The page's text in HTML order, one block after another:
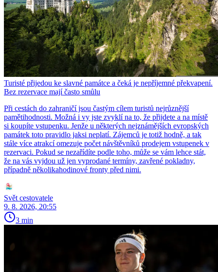
Turisté přijedou ke slavné památce a čeká je nepříjemné překvapení.
Bez rezervace mají často smůlu
Při cestách do zahraničí jsou častým cílem turistů nejrůznější
pamětihodnosti. Možná i vy jste zvyklí na to, že přijdete a na místě
si koupíte vstupenku. Jenže u některých nejznámějších evropských
památek toto pravidlo jaksi neplatí. Zájemců je totiž hodně, a tak
stále více atrakcí omezuje počet návštěvníků prodejem vstupenek v
rezervaci. Pokud se nezařídíte podle toho, může se vám lehce stát,
že na vás vyjdou už jen vyprodané termíny, zavřené pokladny,
případně několikahodinové fronty před nimi.
Svět cestovatele
9. 8. 2026, 20:55
3 min